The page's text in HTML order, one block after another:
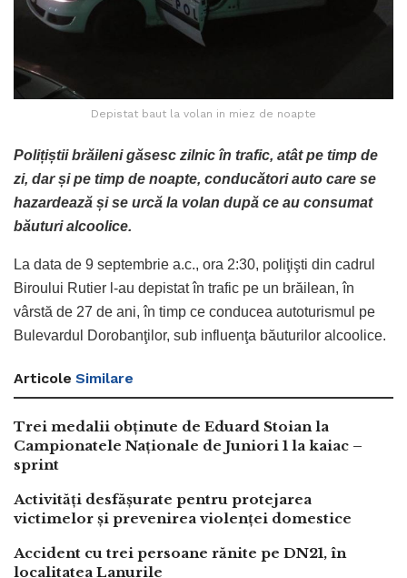
Depistat baut la volan in miez de noapte
Polițiștii brăileni găsesc zilnic în trafic, atât pe timp de
zi, dar și pe timp de noapte, conducători auto care se
hazardează și se urcă la volan după ce au consumat
băuturi alcoolice.
La data de 9 septembrie a.c., ora 2:30, poliţişti din cadrul
Biroului Rutier l-au depistat în trafic pe un brăilean, în
vârstă de 27 de ani, în timp ce conducea autoturismul pe
Bulevardul Dorobanţilor, sub influenţa băuturilor alcoolice.
Articole Similare
Trei medalii obținute de Eduard Stoian la
Campionatele Naționale de Juniori 1 la kaiac –
sprint
Activități desfășurate pentru protejarea
victimelor și prevenirea violenței domestice
Accident cu trei persoane rănite pe DN21, în
localitatea Lanurile